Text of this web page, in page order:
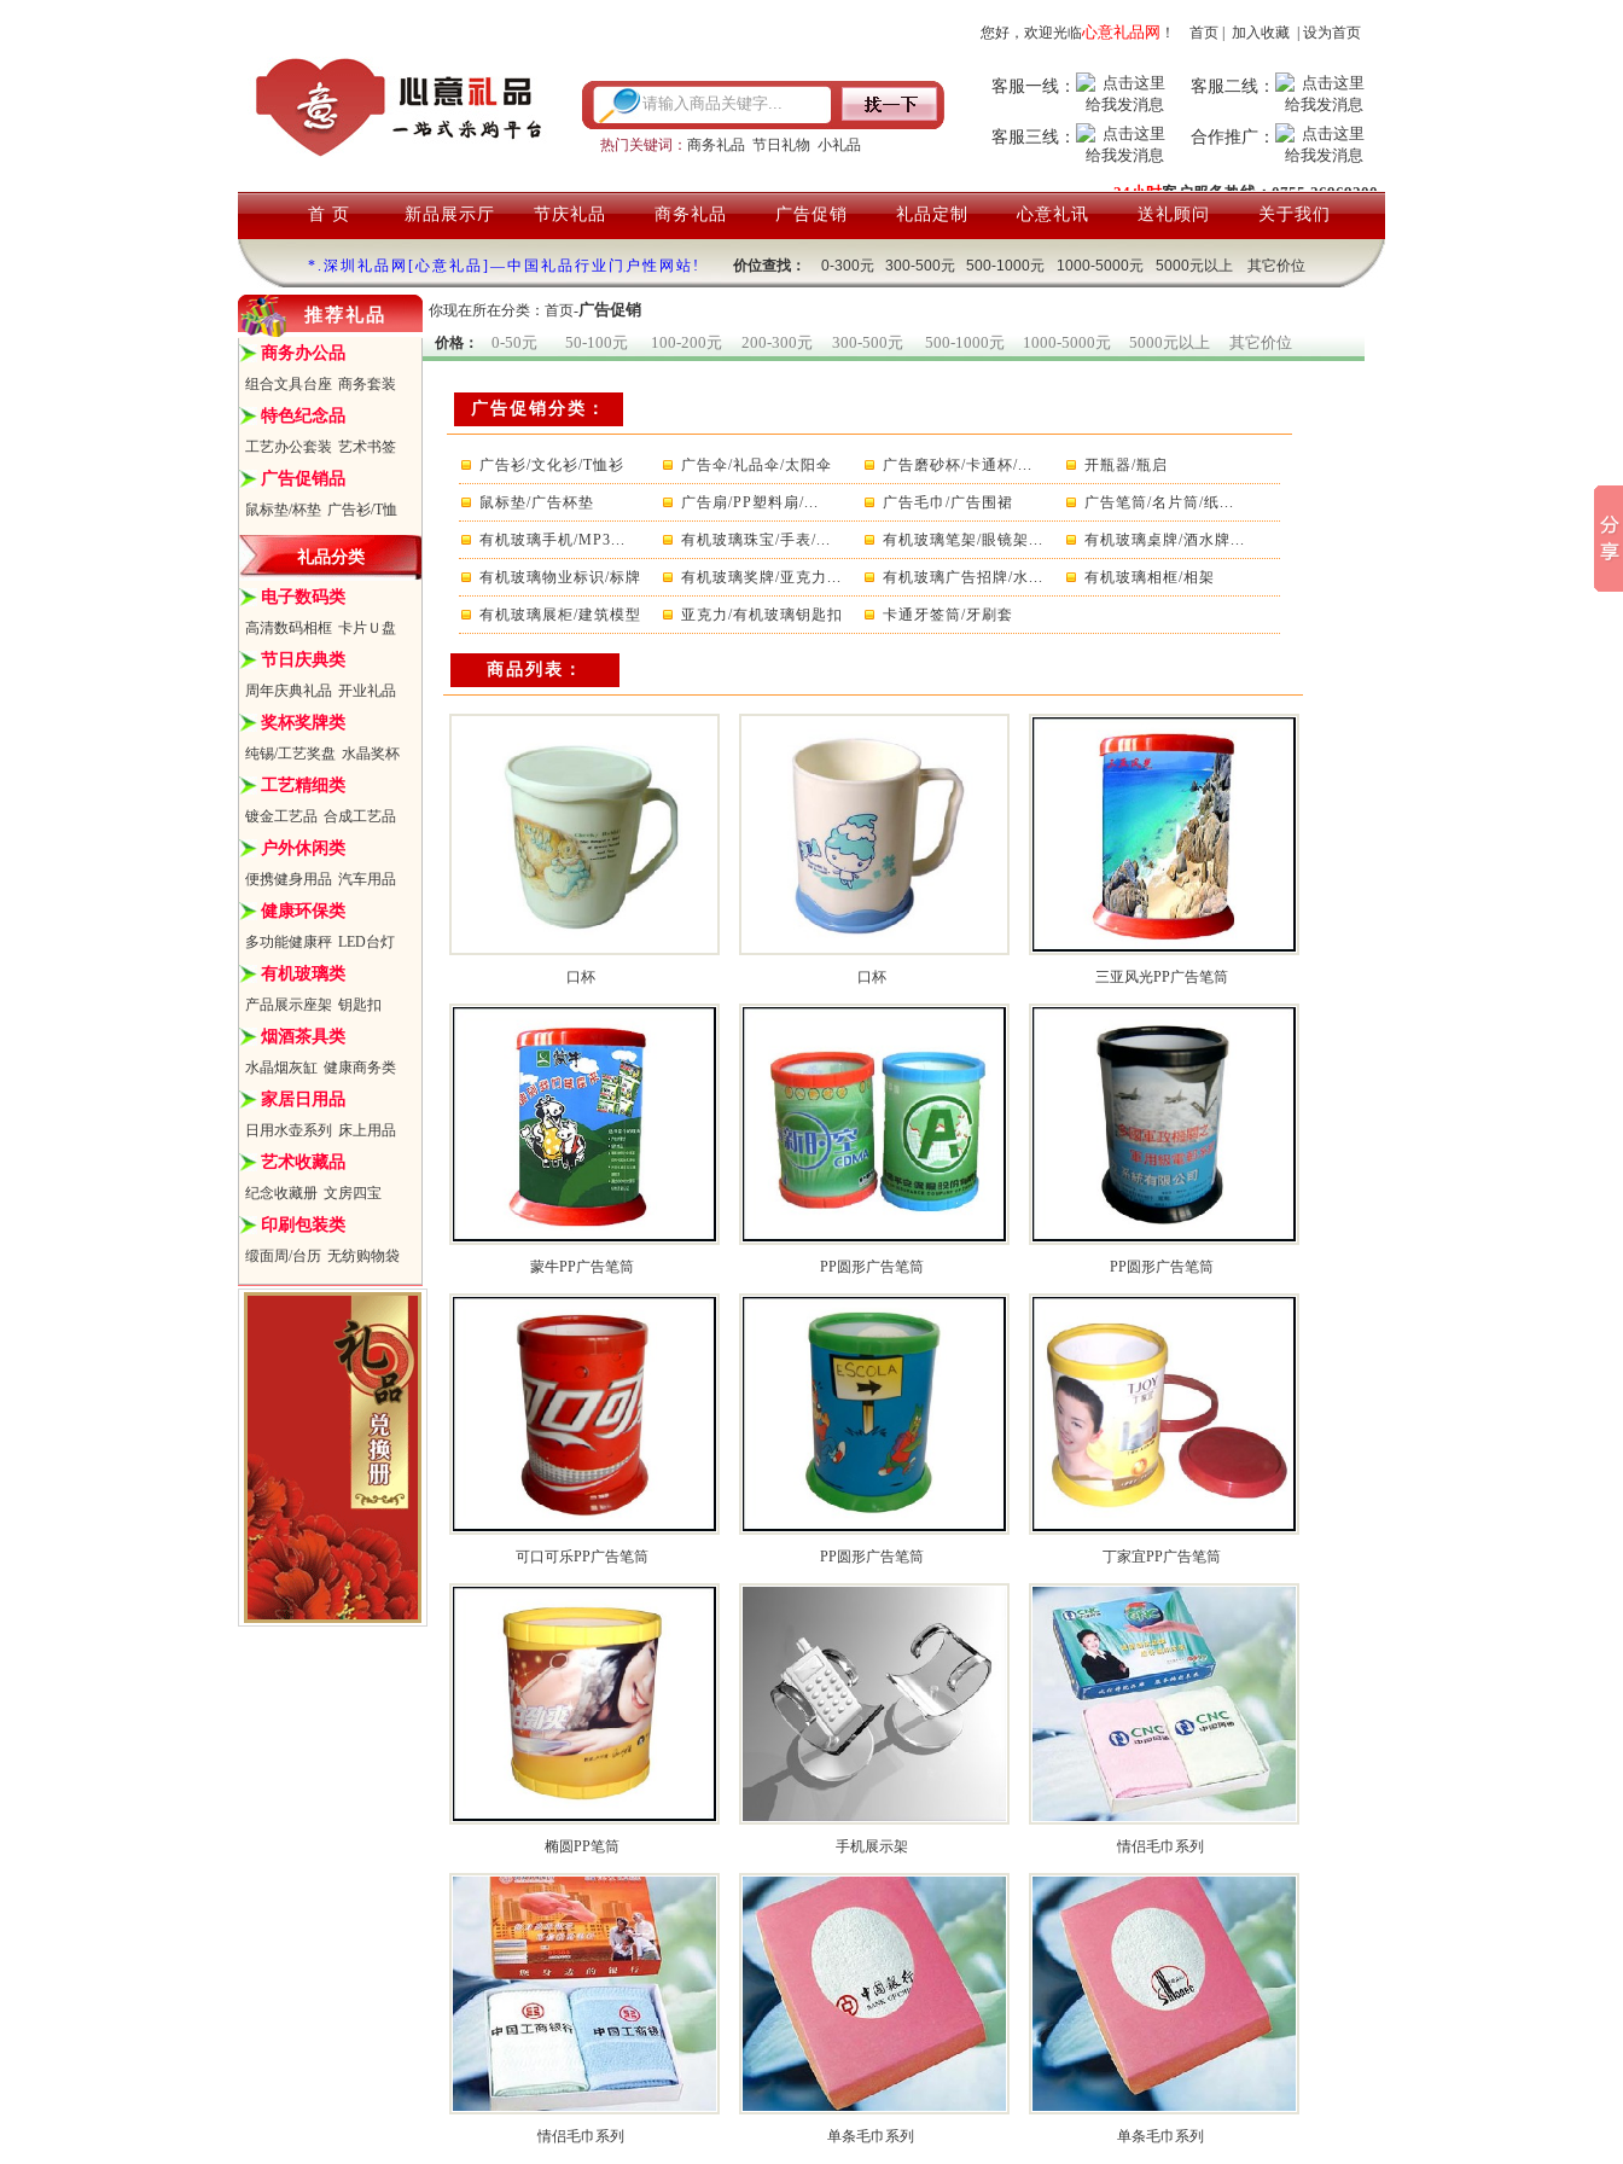
您好，欢迎光临心意礼品网 ！ 首页 加入收藏 设为首页
热门关键词： 商务礼品 节日礼物 小礼品
客服一线： 客服二线：
客服三线： 合作推广：
24小时客户服务热线：0755-26969200
首 页
新品展示厅 节庆礼品 商务礼品 广告促销 礼品定制 心意礼讯 送礼顾问 关于我们
*.深圳礼品网[心意礼品]—中国礼品行业门户性网站! 价位查找： 0-300元 300-500元 500-1000元 1000-5000元 5000元以上 其它价位
推荐礼品
商务办公品
组合文具台座 商务套装
特色纪念品
工艺办公套装 艺术书签
广告促销品
鼠标垫/杯垫 广告衫/T恤
礼品分类
电子数码类
高清数码相框 卡片Ｕ盘
节日庆典类
周年庆典礼品 开业礼品
奖杯奖牌类
纯锡/工艺奖盘 水晶奖杯
工艺精细类
镀金工艺品 合成工艺品
户外休闲类
便携健身用品 汽车用品
健康环保类
多功能健康秤 LED台灯
有机玻璃类
产品展示座架 钥匙扣
烟酒茶具类
水晶烟灰缸 健康商务类
家居日用品
日用水壶系列 床上用品
艺术收藏品
纪念收藏册 文房四宝
印刷包装类
缎面周/台历 无纺购物袋
你现在所在分类： 首页-广告促销
价格： 0-50元 50-100元 100-200元 200-300元 300-500元 500-1000元 1000-5000元 5000元以上 其它价位
广告促销分类：
广告衫/文化衫/T恤衫 广告伞/礼品伞/太阳伞 广告磨砂杯/卡通杯/... 开瓶器/瓶启
鼠标垫/广告杯垫 广告扇/PP塑料扇/... 广告毛巾/广告围裙 广告笔筒/名片筒/纸...
有机玻璃手机/MP3... 有机玻璃珠宝/手表/... 有机玻璃笔架/眼镜架... 有机玻璃桌牌/酒水牌...
有机玻璃物业标识/标牌 有机玻璃奖牌/亚克力... 有机玻璃广告招牌/水... 有机玻璃相框/相架
有机玻璃展柜/建筑模型 亚克力/有机玻璃钥匙扣 卡通牙签筒/牙刷套
商品列表：
口杯 口杯 三亚风光PP广告笔筒
蒙牛PP广告笔筒 PP圆形广告笔筒 PP圆形广告笔筒
可口可乐PP广告笔筒 PP圆形广告笔筒 丁家宜PP广告笔筒
椭圆PP笔筒 手机展示架 情侣毛巾系列
情侣毛巾系列 单条毛巾系列 单条毛巾系列